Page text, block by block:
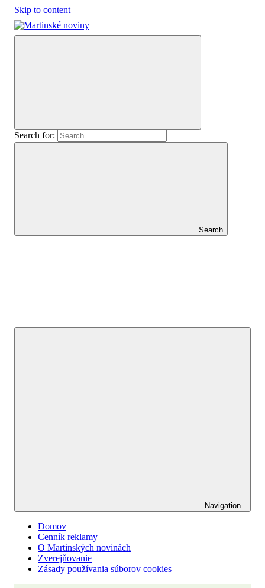
Skip to content
Search for:
Search
Navigation
Domov
Cenník reklamy
O Martinských novinách
Zverejňovanie
Zásady používania súborov cookies